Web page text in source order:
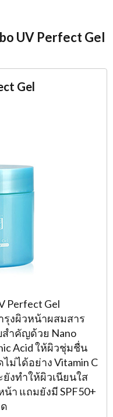
UV Perfect Gel
Gel
Perfect Gel
งผิวหน้าผสมสาร
ำคัญด้วย Nano
Acid ให้ผิวชุ่มชื่น
ได้อย่าง Vitamin C
งทำให้ผิวเนียนใส
า แถมยังมี SPF50+